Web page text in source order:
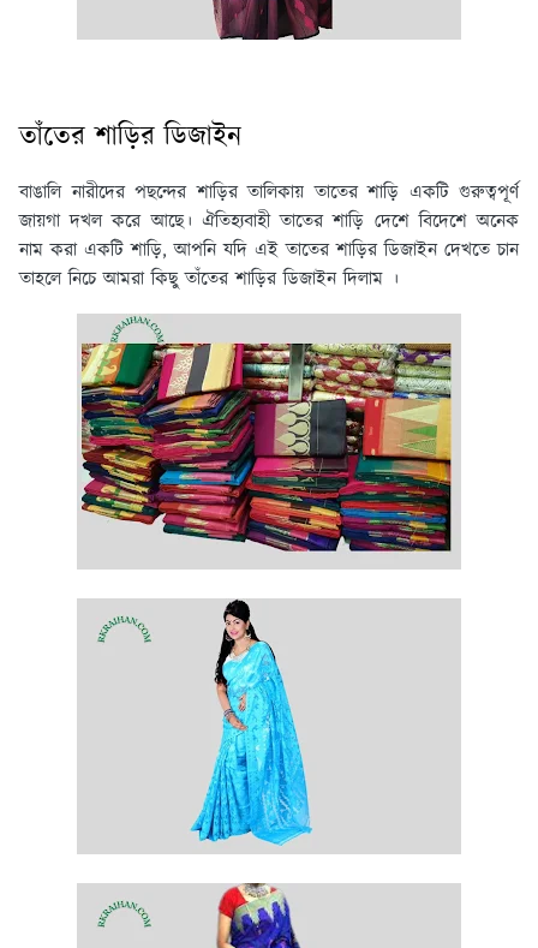
তাঁতের শাড়ির ডিজাইন
বাঙালি নারীদের পছন্দের শাড়ির তালিকায় তাতের শাড়ি একটি গুরুত্বপূর্ণ
জায়গা দখল করে আছে। ঐতিহ্যবাহী তাতের শাড়ি দেশে বিদেশে অনেক
নাম করা একটি শাড়ি, আপনি যদি এই তাতের শাড়ির ডিজাইন দেখতে চান
তাহলে নিচে আমরা কিছু তাঁতের শাড়ির ডিজাইন দিলাম ।